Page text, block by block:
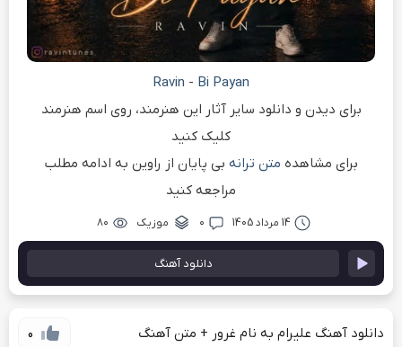
Ravin - Bi Payan
برای دیدن و دانلود سایر آثار این هنرمند، روی اسم هنرمند
کلیک کنید
برای مشاهده متن ترانه بی پایان از راوین به ادامه مطلب
مراجعه کنید
14 مرداد 1405 ۰ موزیک ۸۰
دانلود آهنگ
0 دانلود آهنگ علیرام به نام غرور + متن آهنگ